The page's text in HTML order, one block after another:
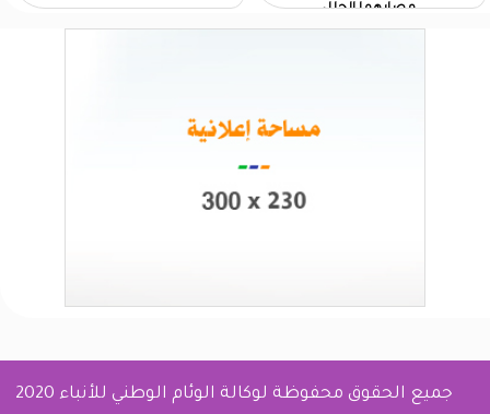
مصابهما الجلل
جميع الحقوق محفوظة لوكالة الوئام الوطني للأنباء 2020